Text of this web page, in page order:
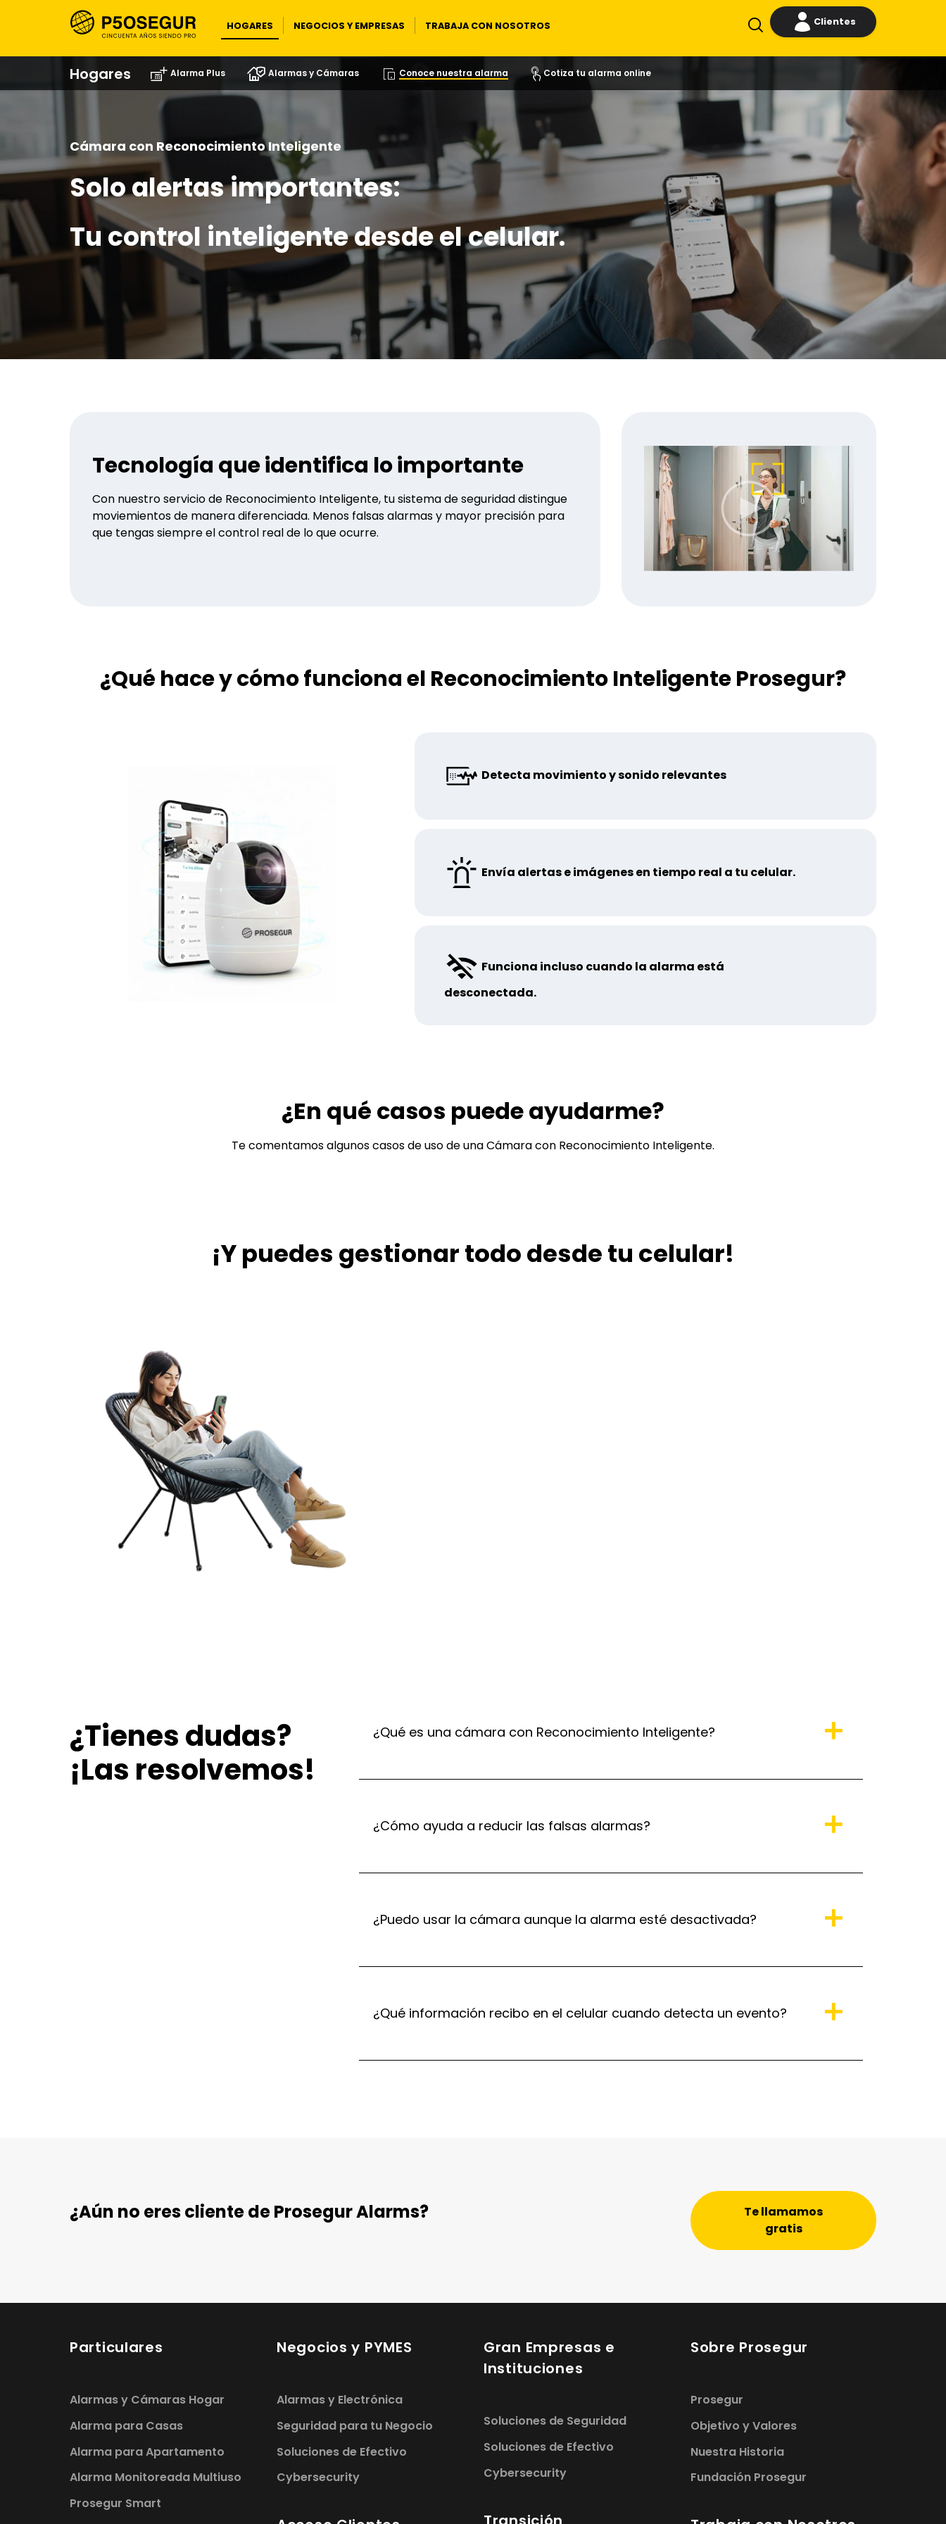
HOGARES NEGOCIOS Y EMPRESAS TRABAJA CON NOSOTROS Clientes
Hogares Alarma Plus Alarmas y Cámaras Conoce nuestra alarma Cotiza tu alarma online
Cámara con Reconocimiento Inteligente
Solo alertas importantes:
Tu control inteligente desde el celular.
Tecnología que identifica lo importante
Con nuestro servicio de Reconocimiento Inteligente, tu sistema de seguridad distingue
moviemientos de manera diferenciada. Menos falsas alarmas y mayor precisión para
que tengas siempre el control real de lo que ocurre.
¿Qué hace y cómo funciona el Reconocimiento Inteligente Prosegur?
Detecta movimiento y sonido relevantes
Envía alertas e imágenes en tiempo real a tu celular.
Funciona incluso cuando la alarma está
desconectada.
¿En qué casos puede ayudarme?
Te comentamos algunos casos de uso de una Cámara con Reconocimiento Inteligente.
¡Y puedes gestionar todo desde tu celular!
¿Tienes dudas?
¡Las resolvemos!
¿Qué es una cámara con Reconocimiento Inteligente?
¿Cómo ayuda a reducir las falsas alarmas?
¿Puedo usar la cámara aunque la alarma esté desactivada?
¿Qué información recibo en el celular cuando detecta un evento?
¿Aún no eres cliente de Prosegur Alarms?
Te llamamos
gratis
Particulares
Alarmas y Cámaras Hogar
Alarma para Casas
Alarma para Apartamento
Alarma Monitoreada Multiuso
Prosegur Smart
Negocios y PYMES
Alarmas y Electrónica
Seguridad para tu Negocio
Soluciones de Efectivo
Cybersecurity
Gran Empresas e
Instituciones
Soluciones de Seguridad
Soluciones de Efectivo
Cybersecurity
Sobre Prosegur
Prosegur
Objetivo y Valores
Nuestra Historia
Fundación Prosegur